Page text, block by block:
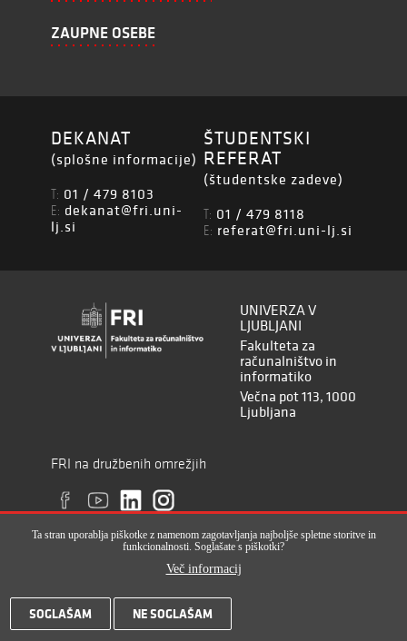
ZAUPNE OSEBE
DEKANAT
(splošne informacije)
T: 01 / 479 8103
E: dekanat@fri.uni-
lj.si
ŠTUDENTSKI
REFERAT
(študentske zadeve)
T: 01 / 479 8118
E: referat@fri.uni-lj.si
UNIVERZA V
LJUBLJANI
Fakulteta za
računalništvo in
informatiko
Večna pot 113, 1000
Ljubljana
FRI na družbenih omrežjih
Vse pravice pridržane © Fakulteta za računalništvo in informatiko (ISSN
2820-2961), 2017-2022
Ta stran uporablja piškotke z namenom zagotavljanja najboljše spletne storitve in
funkcionalnosti. Soglašate s piškotki?
Več informacij
SOGLAŠAM NE SOGLAŠAM